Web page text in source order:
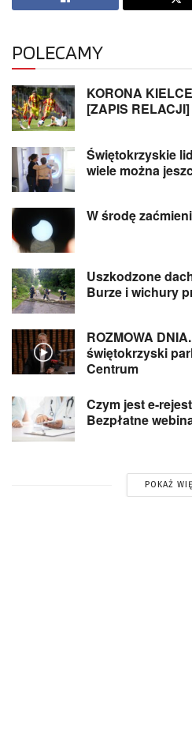
POLECAMY
KORONA
[ZAPIS RELACJI]
Świętokrzyskie
wiele można
W środę
Uszkodzone
Burze i wichury
ROZMOWA
świętokrzyski
Centrum
Czym jest e-
Bezpłatne
POKAŻ